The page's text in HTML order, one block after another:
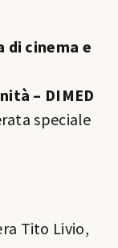
di cinema e
– DIMED
speciale
Tito Livio,